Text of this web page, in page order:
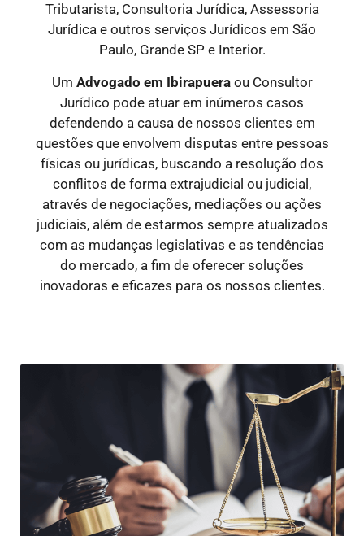
Tributarista, Consultoria Jurídica, Assessoria
Jurídica e outros serviços Jurídicos em São
Paulo, Grande SP e Interior.
Um Advogado em Ibirapueraou Consultor
Jurídico pode atuar em inúmeros casos
defendendo a causa de nossos clientes em
questões que envolvem disputas entre pessoas
físicas ou jurídicas, buscando a resolução dos
conflitos de forma extrajudicial ou judicial,
através de negociações, mediações ou ações
judiciais, além de estarmos sempre atualizados
com as mudanças legislativas e as tendências
do mercado, a fim de oferecer soluções
inovadoras e eficazes para os nossos clientes.